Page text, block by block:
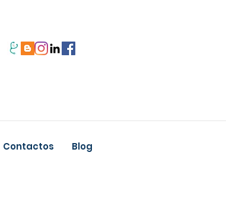
Contactos Blog